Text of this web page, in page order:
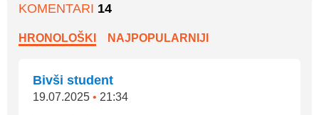
KOMENTARI 14
HRONOLOŠKI NAJPOPULARNIJI
Bivši student
19.07.2025 • 21:34